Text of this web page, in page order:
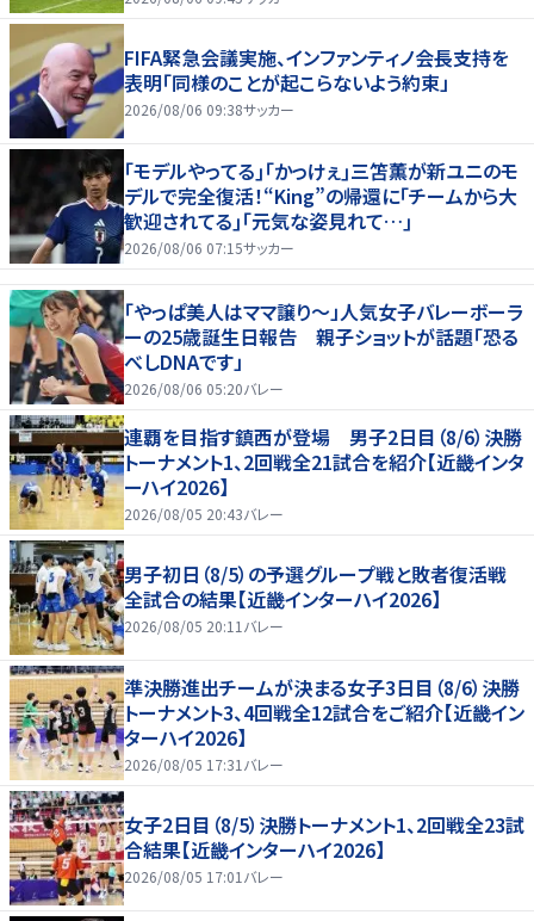
FIFA緊急会議実施、インファンティノ会長支持を
表明「同様のことが起こらないよう約束」
2026/08/06 09:38サッカー
｢モデルやってる｣｢かっけぇ｣三笘薫が新ユニのモ
デルで完全復活！“King”の帰還に｢チームから大
歓迎されてる｣｢元気な姿見れて…｣
2026/08/06 07:15サッカー
「やっぱ美人はママ譲り～」人気女子バレーボーラ
ーの25歳誕生日報告 親子ショットが話題「恐る
べしDNAです」
2026/08/06 05:20バレー
連覇を目指す鎮西が登場 男子2日目（8/6）決勝
トーナメント1、2回戦全21試合を紹介【近畿インタ
ーハイ2026】
2026/08/05 20:43バレー
男子初日（8/5）の予選グループ戦と敗者復活戦
全試合の結果【近畿インターハイ2026】
2026/08/05 20:11 バレー
準決勝進出チームが決まる女子3日目（8/6）決勝
トーナメント3、4回戦全12試合をご紹介【近畿イン
ターハイ2026】
2026/08/05 17:31 バレー
女子2日目（8/5）決勝トーナメント1、2回戦全23試
合結果【近畿インターハイ2026】
2026/08/05 17:01 バレー